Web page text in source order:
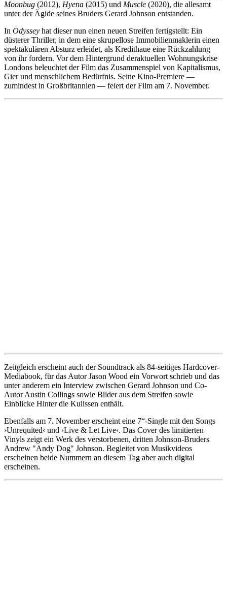
Moonbug (2012), Hyena (2015) und Muscle (2020), die allesamt
unter der Ägide seines Bruders Gerard Johnson entstanden.
In Odyssey hat dieser nun einen neuen Streifen fertigstellt: Ein
düsterer Thriller, in dem eine skrupellose Immobilienmaklerin einen
spektakulären Absturz erleidet, als Kredithaue eine Rückzahlung
von ihr fordern. Vor dem Hintergrund deraktuellen Wohnungskrise
Londons beleuchtet der Film das Zusammenspiel von Kapitalismus,
Gier und menschlichem Bedürfnis. Seine Kino-Premiere —
zumindest in Großbritannien — feiert der Film am 7. November.
Zeitgleich erscheint auch der Soundtrack als 84-seitiges Hardcover-
Mediabook, für das Autor Jason Wood ein Vorwort schrieb und das
unter anderem ein Interview zwischen Gerard Johnson und Co-
Autor Austin Collings sowie Bilder aus dem Streifen sowie
Einblicke Hinter die Kulissen enthält.
Ebenfalls am 7. November erscheint eine 7“-Single mit den Songs
›Unrequited‹ und ›Live & Let Live‹. Das Cover des limitierten
Vinyls zeigt ein Werk des verstorbenen, dritten Johnson-Bruders
Andrew "Andy Dog" Johnson. Begleitet von Musikvideos
erscheinen beide Nummern an diesem Tag aber auch digital
erscheinen.